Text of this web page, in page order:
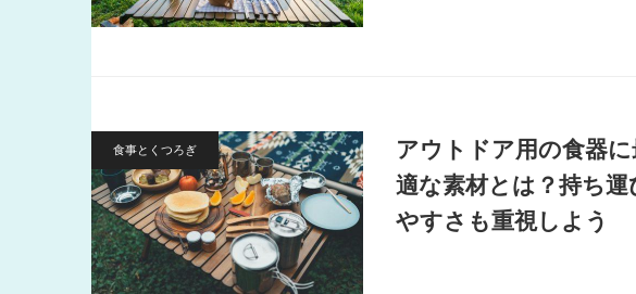
食事とくつろぎ
アウトドア用の食器に
適な素材とは？持ち運
やすさも重視しよう